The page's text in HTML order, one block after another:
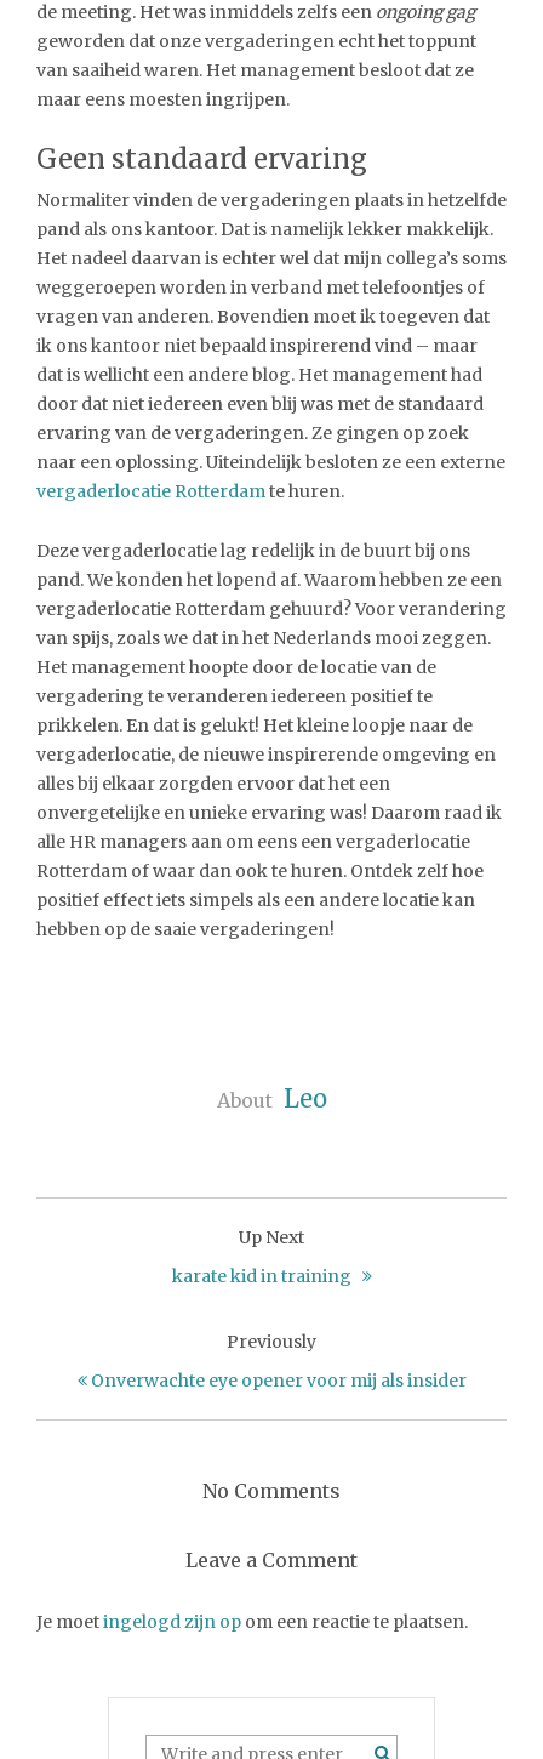
de meeting. Het was inmiddels zelfs een ongoing gag
geworden dat onze vergaderingen echt het toppunt
van saaiheid waren. Het management besloot dat ze
maar eens moesten ingrijpen.
Geen standaard ervaring
Normaliter vinden de vergaderingen plaats in hetzelfde
pand als ons kantoor. Dat is namelijk lekker makkelijk.
Het nadeel daarvan is echter wel dat mijn collega’s soms
weggeroepen worden in verband met telefoontjes of
vragen van anderen. Bovendien moet ik toegeven dat
ik ons kantoor niet bepaald inspirerend vind – maar
dat is wellicht een andere blog. Het management had
door dat niet iedereen even blij was met de standaard
ervaring van de vergaderingen. Ze gingen op zoek
naar een oplossing. Uiteindelijk besloten ze een externe
vergaderlocatie Rotterdamte huren.
Deze vergaderlocatie lag redelijk in de buurt bij ons
pand. We konden het lopend af. Waarom hebben ze een
vergaderlocatie Rotterdam gehuurd? Voor verandering
van spijs, zoals we dat in het Nederlands mooi zeggen.
Het management hoopte door de locatie van de
vergadering te veranderen iedereen positief te
prikkelen. En dat is gelukt! Het kleine loopje naar de
vergaderlocatie, de nieuwe inspirerende omgeving en
alles bij elkaar zorgden ervoor dat het een
onvergetelijke en unieke ervaring was! Daarom raad ik
alle HR managers aan om eens een vergaderlocatie
Rotterdam of waar dan ook te huren. Ontdek zelf hoe
positief effect iets simpels als een andere locatie kan
hebben op de saaie vergaderingen!
About Leo
Up Next
karate kid in training
Previously
Onverwachte eye opener voor mij als insider
No Comments
Leave a Comment
Je moetingelogd zijn op om een reactie te plaatsen.